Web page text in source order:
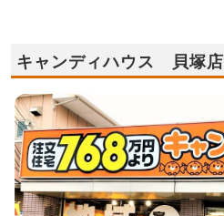
キャンディハウス 貝塚店